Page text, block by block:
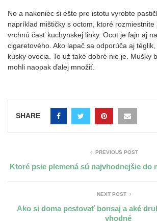
No a nakoniec si ešte pre istotu vyrobte
napríklad mištičky s octom, ktoré rozmiestnite
vrchnú časť kuchynskej linky. Ocot je fajn aj
cigaretového. Ako lapač sa odporúča aj
kúsky ovocia. To už také dobré nie je. Mušky
mohli naopak ďalej množiť.
SHARE
PREVIOUS POST
Ktoré psie plemená sú najvhodnejšie do
NEXT POST
Ako si doma pestovať bonsaj a aké
vhodné